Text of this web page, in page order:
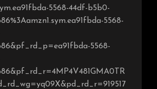
5568-44df-b5b0-
5568-
5568-